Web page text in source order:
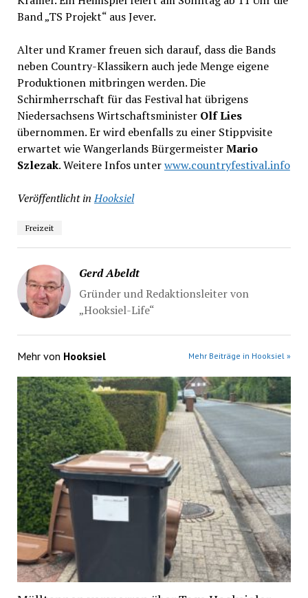
Band „TS Projekt“ aus Jever.
Alter und Kramer freuen sich darauf, dass die Bands
neben Country-Klassikern auch jede Menge eigene
Produktionen mitbringen werden. Die
Schirmherrschaft für das Festival hat übrigens
Niedersachsens Wirtschaftsminister Olf Lies
übernommen. Er wird ebenfalls zu einer Stippvisite
erwartet wie Wangerlands BürgermeisterMario
Szlezak. Weitere Infos unterwww.countryfestival.info
Veröffentlicht in Hooksiel
Freizeit
Gerd Abeldt
Gründer und Redaktionsleiter von
„Hooksiel-Life“
Mehr von Hooksiel Mehr Beiträge in Hooksiel »